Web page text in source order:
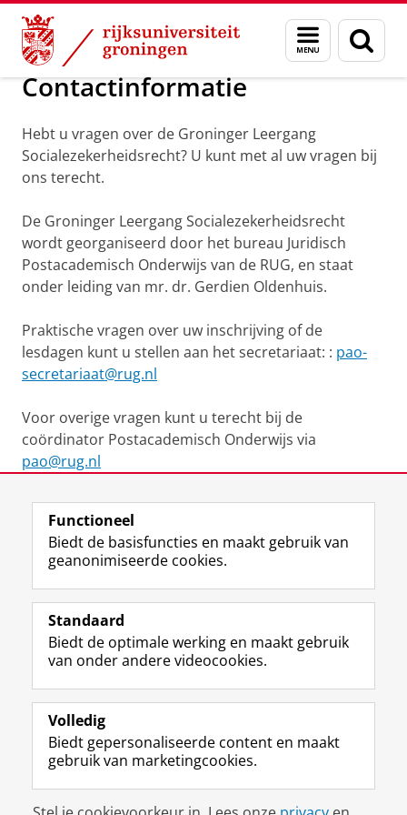
Skip
Content
Skip
Navigation
Menu
en
zoeken
Groninger Leergang
Contactinformatie
Hebt u vragen over de Groninger Leergang
Socialezekerheidsrecht? U kunt met al uw vragen bij
ons terecht.
De Groninger Leergang Socialezekerheidsrecht
wordt georganiseerd door het bureau Juridisch
Postacademisch Onderwijs van de RUG, en staat
onder leiding van mr. dr. Gerdien Oldenhuis.
Praktische vragen over uw inschrijving of de
lesdagen kunt u stellen aan het secretariaat: : pao-
secretariaat@rug.nl
Voor overige vragen kunt u terecht bij de
coördinator Postacademisch Onderwijs via
pao@rug.nl
Laatst gewijzigd: 06 augustus 2026 10:13
Volg de RUG
F
a
e
b
o
p
a
i
n
L
i
k
e
I
-
p
g
i
R
S
-
f
e
R
k
s
I
n
t
r
m
c
c
Y
o
T
e
k
a
a
Studiekiezers
Alumni
Over ons
Disclaimer & Copyright
Functioneel
Biedt de basisfuncties en maakt gebruik van
geanonimiseerde cookies.
Standaard
Biedt de optimale werking en maakt gebruik
van onder andere videocookies.
Volledig
Biedt gepersonaliseerde content en maakt
gebruik van marketingcookies.